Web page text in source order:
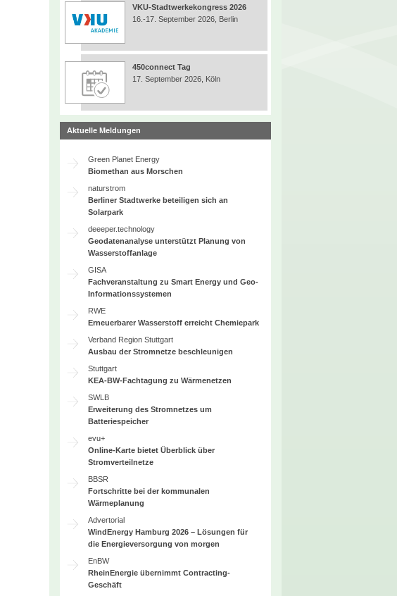
VKU-Stadtwerkekongress 2026
16.-17. September 2026, Berlin
450connect Tag
17. September 2026, Köln
Aktuelle Meldungen
Green Planet Energy
Biomethan aus Morschen
naturstrom
Berliner Stadtwerke beteiligen sich an
Solarpark
deeeper.technology
Geodatenanalyse unterstützt Planung von
Wasserstoffanlage
GISA
Fachveranstaltung zu Smart Energy und Geo-
Informationssystemen
RWE
Erneuerbarer Wasserstoff erreicht Chemiepark
Verband Region Stuttgart
Ausbau der Stromnetze beschleunigen
Stuttgart
KEA-BW-Fachtagung zu Wärmenetzen
SWLB
Erweiterung des Stromnetzes um
Batteriespeicher
evu+
Online-Karte bietet Überblick über
Stromverteilnetze
BBSR
Fortschritte bei der kommunalen
Wärmeplanung
Advertorial
WindEnergy Hamburg 2026 – Lösungen für
die Energieversorgung von morgen
EnBW
RheinEnergie übernimmt Contracting-
Geschäft